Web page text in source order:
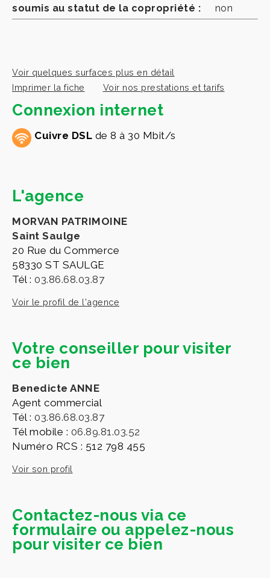
soumis au statut de la copropriété :
non
Voir quelques surfaces plus en détail
Imprimer la fiche
Voir nos prestations et tarifs
Connexion internet
Cuivre DSL de 8 à 30 Mbit/s
L'agence
MORVAN PATRIMOINE
Saint Saulge
20 Rue du Commerce
58330 ST SAULGE
Tél : 03.86.68.03.87
Voir le profil de l'agence
Votre conseiller pour visiter
ce bien
Benedicte ANNE
Agent commercial
Tél : 03.86.68.03.87
Tél mobile : 06.89.81.03.52
Numéro RCS : 512 798 455
Voir son profil
Contactez-nous via ce
formulaire ou appelez-nous
pour visiter ce bien